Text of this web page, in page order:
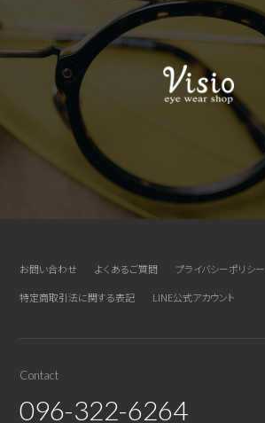
お問い合わせ よくあるご質問
プライバシーポリシー
特定商取引法に関する表記
LINE公式アカウント
Contact
096-322-6264